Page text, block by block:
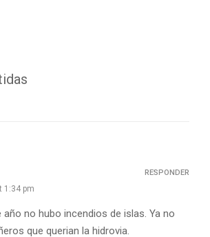
1:34 pm
no hubo incendios de islas. Ya no
que querian la hidrovia.
RESPONDER